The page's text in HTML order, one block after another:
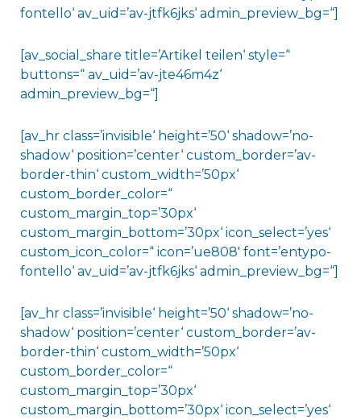
fontello‘ av_uid=’av-jtfk6jks‘ admin_preview_bg=“]
[av_social_share title=’Artikel teilen‘ style=“
buttons=“ av_uid=’av-jte46m4z‘
admin_preview_bg=“]
[av_hr class=’invisible‘ height=’50‘ shadow=’no-
shadow‘ position=’center‘ custom_border=’av-
border-thin‘ custom_width=’50px‘
custom_border_color=“
custom_margin_top=’30px‘
custom_margin_bottom=’30px‘ icon_select=’yes‘
custom_icon_color=“ icon=’ue808′ font=’entypo-
fontello‘ av_uid=’av-jtfk6jks‘ admin_preview_bg=“]
[av_hr class=’invisible‘ height=’50‘ shadow=’no-
shadow‘ position=’center‘ custom_border=’av-
border-thin‘ custom_width=’50px‘
custom_border_color=“
custom_margin_top=’30px‘
custom_margin_bottom=’30px‘ icon_select=’yes‘